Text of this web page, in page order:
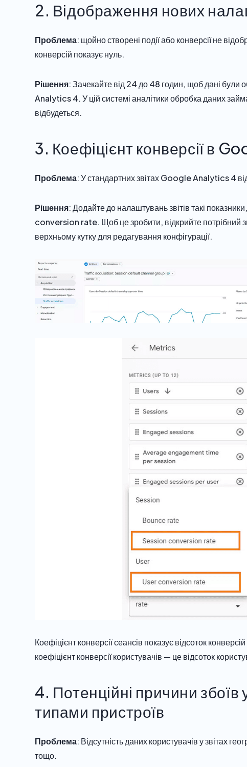
2. Відображення нових
Проблема: щойно створені події або конверсії не
конверсій показує нуль.
Рішення: Зачекайте від 24 до 48 годин, щоб дані були
Analytics 4. У цій системі аналітики обробка даних
відбудеться.
3. Коефіцієнт конверсії в
Проблема: У стандартних звітах Google Analytics 4
Рішення: Додайте до налаштувань звітів такі
conversion rate. Щоб це зробити, відкрийте потрібний
верхньому кутку для редагування конфігурації.
Коефіцієнт конверсії сеансів показує відсоток
коефіцієнт конверсії користувачів — це відсоток
4. Потенційні причини
типами пристроїв
Проблема: Відсутність даних користувачів у звітах
тощо.